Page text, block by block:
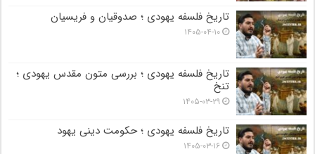
تاریخ فلسفه یهودی ؛ صدوقیان و فریسیان
۱۴۰۵-۰۴-۱۰
تاریخ فلسفه یهودی ؛ بررسی متون مقدس یهودی ؛
تنخ
۱۴۰۵-۰۳-۲۹
تاریخ فلسفه یهودی ؛ حکومت دینی یهود
۱۴۰۵-۰۳-۱۶